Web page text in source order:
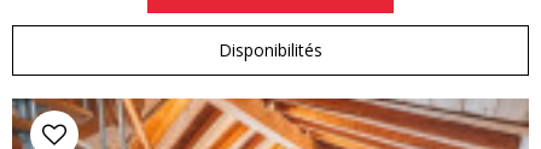
Disponibilités